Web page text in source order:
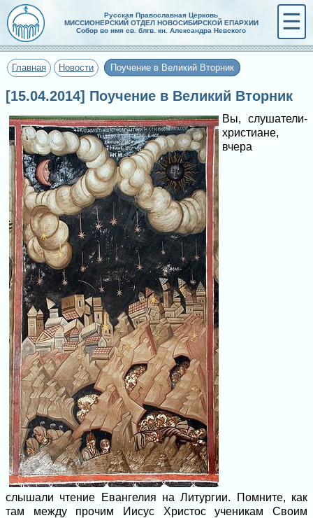
Русская Православная Церковь
МИССИОНЕРСКИЙ ОТДЕЛ НОВОСИБИРСКОЙ ЕПАРХИИ
Собор во имя св. блгв. кн. Александра Невского
☰
Главная Новости Поучение в Великий Вторник
[15.04.2014] Поучение в Великий Вторник
Вы, слушатели-
христиане,
вчера
слышали чтение Евангелия на Литургии. Помните, как
там между прочим Иисус Христос ученикам Своим